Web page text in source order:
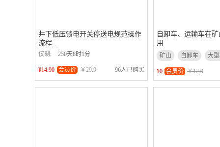
井下低压馈电开关停送电规范操作
流程...
仅剩: 250天8时1分
¥14.90 会员价 ￥29.9 96人已购买
自卸车、运输车在
用
矿山 自卸车 大
¥0 会员价 ￥12.9